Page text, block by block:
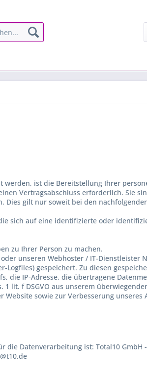
werden, ist die Bereitstellung Ihrer
Vertragsabschluss erforderlich. Sie
Dies gilt nur soweit bei den
sich auf eine identifizierte oder
zu Ihrer Person zu machen.
unseren Webhoster / IT-Dienstleister
gespeichert. Zu diesen
die IP-Adresse, die übertragene
lit. f DSGVO aus unserem
sowie zur Verbesserung unseres
die Datenverarbeitung ist: Total10 GmbH